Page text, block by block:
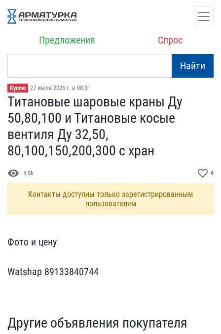
Предложения Спрос
Найти
Куплю 27 июля 2026 г. в 08:31
Титановые шаровые краны ​Ду
50,80,100 и Титановые​ косые
вентиля Ду 32,50,​
80,100,150,200,300 с хра​н
visibility 5.0k favorite_border 4
Контакты доступны только зарегистрированным
пользователям
Фото и цену
Watshap 89​133840744
Другие объявления покупателя